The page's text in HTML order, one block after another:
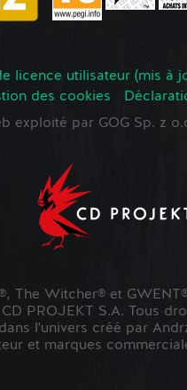
licence utilisateur (mis à
des cookies
exploité par GOG Sp. z
The Witcher® et
PROJEKT S.A. Tous
l'univers créé par
et marques